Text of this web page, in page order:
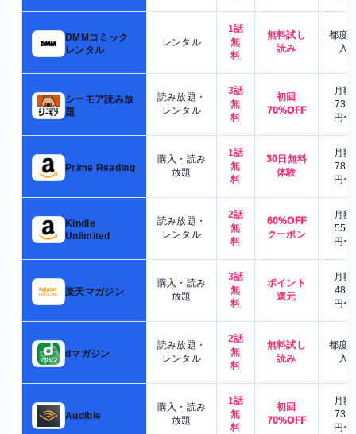
DMMコミック
レンタル
レンタル
1話
無
料
無料試し
読み
都度
入
シーモア読み放
題
読み放題・
レンタル
3話
無
料
初回
70%OFF
月額
730
円〜
Prime Reading
購入・読み
放題
1話
無
料
30日無料
体験
月額
780
円〜
Kindle
Unlimited
読み放題・
レンタル
2話
無
料
60%OFF
クーポン
月額
550
円〜
楽天マガジン
購入・読み
放題
3話
無
料
ポイント
還元
月額
480
円〜
dマガジン
読み放題・
レンタル
2話
無
料
無料試し
読み
都度
入
Audible
購入・読み
放題
1話
無
料
初回
70%OFF
月額
730
円〜